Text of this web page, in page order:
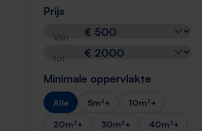
Prijs
Van
tot
Minimale oppervlakte
Alle 5m²+
10m²+
20m²+
30m²+
40m²+